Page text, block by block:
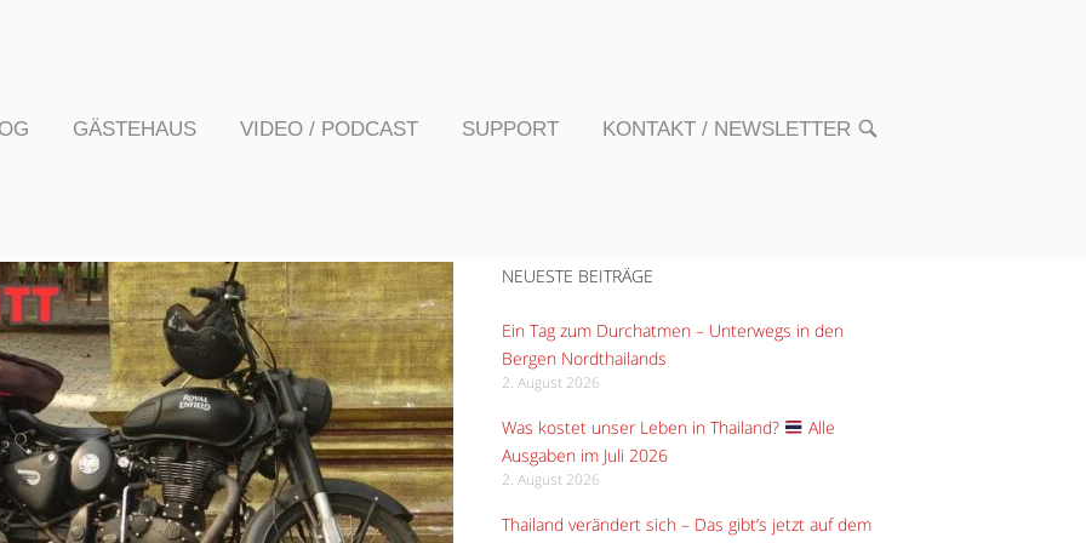
GÄSTEHAUS VIDEO / PODCAST SUPPORT KONTAKT / NEWSLETTER OPEN
NEUESTE BEITRÄGE
Ein Tag zum Durchatmen – Unterwegs in den
Bergen Nordthailands
2. August 2026
Was kostet unser Leben in Thailand?
Alle
Ausgaben im Juli 2026
2. August 2026
Thailand verändert sich – Das gibt’s jetzt auf dem